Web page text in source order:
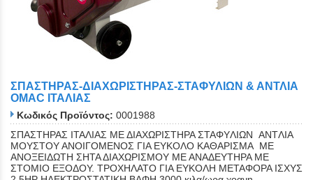
ΣΠΑΣΤΗΡΑΣ-ΔΙΑΧΩΡΙΣΤΗΡΑΣ-ΣΤΑΦΥΛΙΩΝ & ΑΝΤΛΙΑ
OMAC ΙΤΑΛΙΑΣ
Κωδικός Προϊόντος: 0001988
ΣΠΑΣΤΗΡΑΣ ΙΤΑΛΙΑΣ ΜΕ ΔΙΑΧΩΡΙΣΤΗΡΑ ΣΤΑΦYΛΙΩΝ ANTΛIA
ΜΟΥΣΤΟΥ ΑΝΟΙΓΟΜΕΝΟΣ ΓΙΑ ΕYΚΟΛΟ ΚΑΘΑΡΙΣΜΑ ΜΕ
ΑΝΟΞΕΙΔΩΤΗ ΣΗΤΑ ΔΙΑΧΩΡΙΣΜΟΥ ΜΕ ΑΝΑΔΕΥΤΗΡΑ ΜΕ
ΣΤΟΜΙΟ ΕΞΟΔΟΥ. ΤΡΟΧΗΛΑΤΟ ΓΙΑ ΕΥΚΟΛΗ ΜΕΤΑΦΟΡΑ ΙΣΧΥΣ